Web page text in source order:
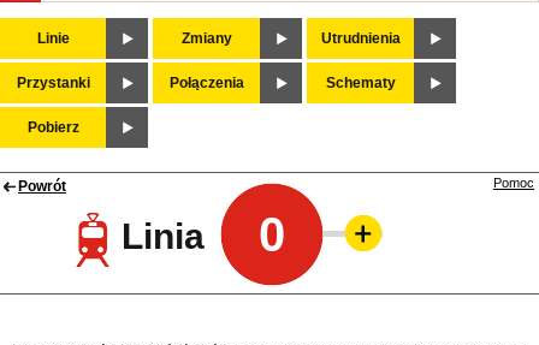
Linie Zmiany Utrudnienia
Przystanki Połączenia Schematy
Pobierz
Powrót
Linia 0
Pomoc